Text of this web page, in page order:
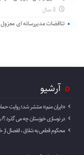
3 سال
تناقضات مدیررسانه ای
آرشیو
«ایران منم» منتشر شد؛ روایت
در نوسازی خوزستان چه می گذرد ؟/
محکوم قطعی به شلاق ، انفصال از